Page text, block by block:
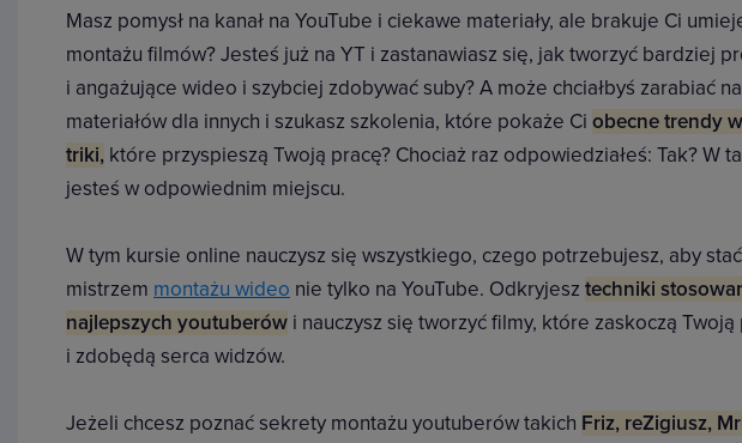
Masz pomysł na kanał na YouTube i ciekawe materiały, ale brakuje Ci
montażu filmów? Jesteś już na YT i zastanawiasz się, jak tworzyć bardziej
i angażujące wideo i szybciej zdobywać suby? A może chciałbyś zarabiać
materiałów dla innych i szukasz szkolenia, które pokaże Ci obecne trendy
triki, które przyspieszą Twoją pracę? Chociaż raz odpowiedziałeś: Tak? W
jesteś w odpowiednim miejscu.
W tym kursie online nauczysz się wszystkiego, czego potrzebujesz, aby
mistrzem montażu wideo nie tylko na YouTube. Odkryjesz techniki
najlepszych youtuberów i nauczysz się tworzyć filmy, które zaskoczą
i zdobędą serca widzów.
Jeżeli chcesz poznać sekrety montażu youtuberów takich Friz, reZigiusz,